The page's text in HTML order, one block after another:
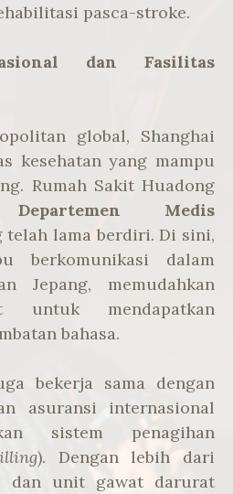
pasca-stroke.
dan Fasilitas
global, Shanghai
kesehatan yang mampu
Rumah Sakit Huadong
Departemen Medis
telah lama berdiri. Di sini,
berkomunikasi dalam
Jepang, memudahkan
untuk mendapatkan
bahasa.
bekerja sama dengan
asuransi internasional
sistem penagihan
). Dengan lebih dari
dan unit gawat darurat